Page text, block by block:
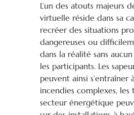
L’un des atouts majeurs
virtuelle réside dans sa
recréer des situations
dangereuses ou
dans la réalité sans
les participants. Les
peuvent ainsi s’entraîner
incendies complexes, les
secteur énergétique